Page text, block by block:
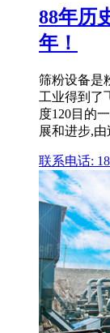
88年历
年！
筛粉设备是
工业得到了
度120目的
展和进步,
联系电话: